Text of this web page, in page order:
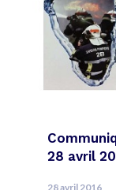
28 avril
28 avril 2016